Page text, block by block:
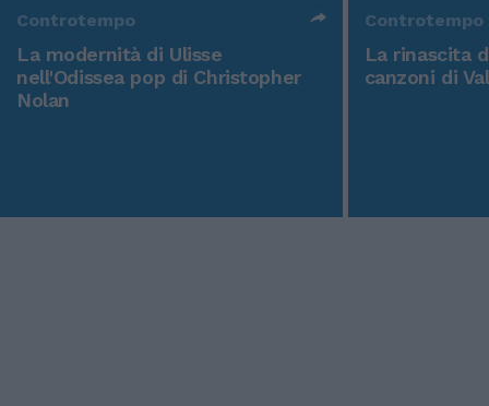
Controtempo
La modernità di Ulisse
nell'Odissea pop di Christopher
Nolan
Controtempo
La rinascita
canzoni di